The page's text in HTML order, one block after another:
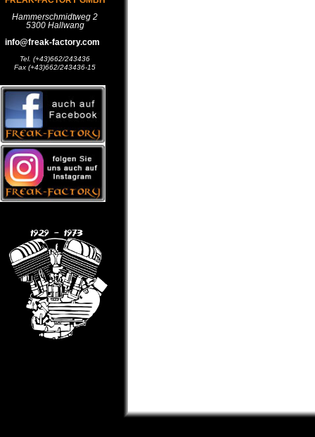
Hammerschmidtweg 2
5300 Hallwang
info@freak-factory.com
Tel. (+43)662/243436
Fax (+43)662/243436-15